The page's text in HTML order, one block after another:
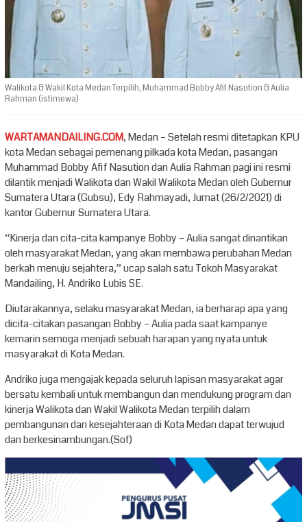
Walikota & Wakil Kota Medan Terpilih, Muhammad Bobby Afif Nasution & Aulia
Rahman (istimewa)
WARTAMANDAILING.COM, Medan – Setelah resmi ditetapkan KPU
kota Medan sebagai pemenang pilkada kota Medan, pasangan
Muhammad Bobby Afif Nasution dan Aulia Rahman pagi ini resmi
dilantik menjadi Walikota dan Wakil Walikota Medan oleh Gubernur
Sumatera Utara (Gubsu), Edy Rahmayadi, Jumat (26/2/2021) di
kantor Gubernur Sumatera Utara.
“Kinerja dan cita-cita kampanye Bobby – Aulia sangat dinantikan
oleh masyarakat Medan, yang akan membawa perubahan Medan
berkah menuju sejahtera,” ucap salah satu Tokoh Masyarakat
Mandailing, H. Andriko Lubis SE.
Diutarakannya, selaku masyarakat Medan, ia berharap apa yang
dicita-citakan pasangan Bobby – Aulia pada saat kampanye
kemarin semoga menjadi sebuah harapan yang nyata untuk
masyarakat di Kota Medan.
Andriko juga mengajak kepada seluruh lapisan masyarakat agar
bersatu kembali untuk membangun dan mendukung program dan
kinerja Walikota dan Wakil Walikota Medan terpilih dalam
pembangunan dan kesejahteraan di Kota Medan dapat terwujud
dan berkesinambungan.(Sof)